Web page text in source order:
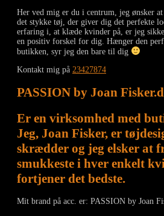
Her ved mig er du i centrum, jeg ønsker
det stykke tøj, der giver dig det perfekte
erfaring i, at klæde kvinder på, er jeg
en positiv forskel for dig. Hænger den
butikken, syr jeg den bare til dig
Kontakt mig på 23427874
PASSION by Joan
Er en virksomhed med
Jeg, Joan Fisker, er
skrædder og jeg elsker at
smukkeste i hver enkelt
fortjener det bedste.
Mit brand på acc. er: PASSION by Joan